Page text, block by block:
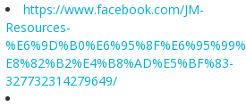
https://www.facebook.com/JM-
Resources-
%E6%9D%B0%E6%95%8F%E6%95%99%
E8%82%B2%E4%B8%AD%E5%BF%83-
327732314279649/